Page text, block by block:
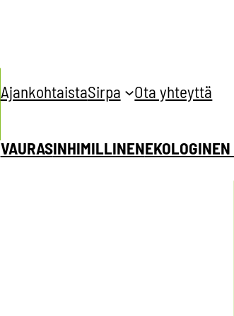
AjankohtaistaSirpa Ota yhteyttä
VAURASINHIMILLINEN